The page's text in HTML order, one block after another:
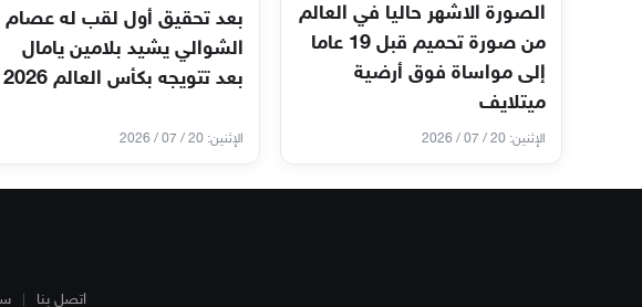
الصورة الاشهر حاليا في العالم
من صورة تحميم قبل 19 عاما
إلى مواساة فوق أرضية
ميتلايف
الإثنين: 20 / 07 / 2026
بعد تحقيق أول لقب له عصام
الشوالي يشيد بلامين يامال
بعد تتويجه بكأس العالم 2026
الإثنين: 20 / 07 / 2026
اتصل بنا